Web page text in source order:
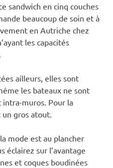
sandwich en cinq couches
beaucoup de soin et à
en Autriche chez
les capacités
ailleurs, elles sont
les bateaux ne sont
muros. Pour la
gros atout.
mode est au plancher
éclairez sur l’avantage
et coques boudinées